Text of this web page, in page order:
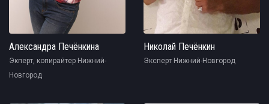
Александра Печёнкина
Экперт, копирайтер Нижний-
Новгород
Николай Печёнкин
Эксперт Нижний-Новгород